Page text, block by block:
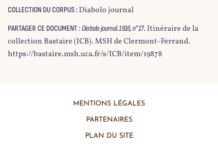
COLLECTION DU CORPUS : Diabolo journal
PARTAGER CE DOCUMENT :Diabolo journal. 1916, n° 17. Itinéraire de la
collection Bastaire (ICB). MSH de Clermont-Ferrand.
https://bastaire.msh.uca.fr/s/ICB/item/19878
MENTIONS LÉGALES
PARTENAIRES
PLAN DU SITE